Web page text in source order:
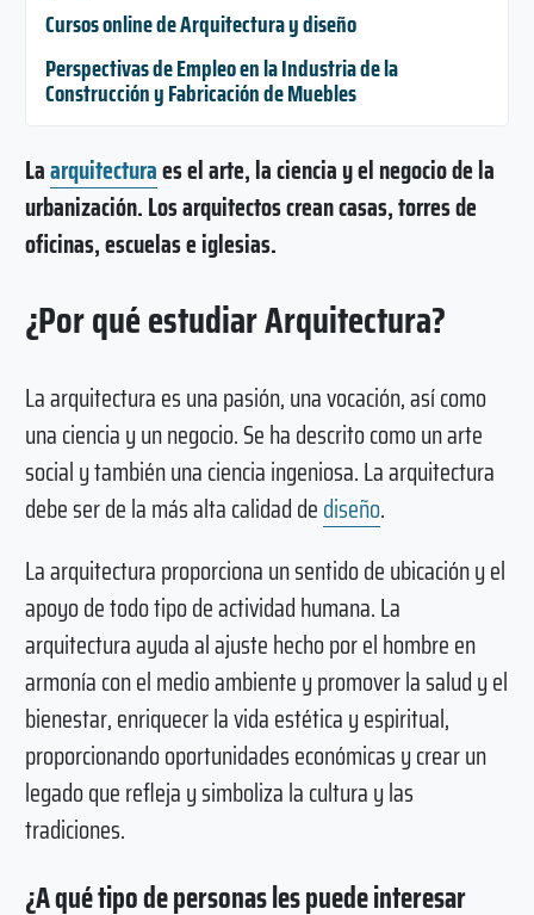
Cursos online de Arquitectura y diseño
Perspectivas de Empleo en la Industria de la
Construcción y Fabricación de Muebles
Laarquitecturaes el arte, la ciencia y el negocio de la
urbanización. Los arquitectos crean casas, torres de
oficinas, escuelas e iglesias.
¿Por qué estudiar Arquitectura?
La arquitectura es una pasión, una vocación, así como
una ciencia y un negocio. Se ha descrito como un arte
social y también una ciencia ingeniosa. La arquitectura
debe ser de la más alta calidad dediseño.
La arquitectura proporciona un sentido de ubicación y el
apoyo de todo tipo de actividad humana. La
arquitectura ayuda al ajuste hecho por el hombre en
armonía con el medio ambiente y promover la salud y el
bienestar, enriquecer la vida estética y espiritual,
proporcionando oportunidades económicas y crear un
legado que refleja y simboliza la cultura y las
tradiciones.
¿A qué tipo de personas les puede interesar